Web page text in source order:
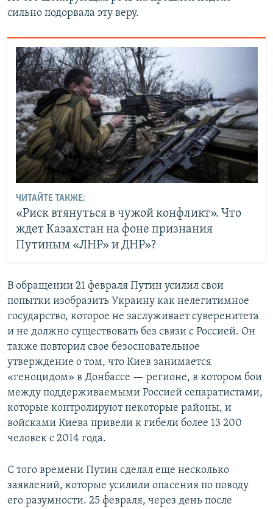
сильно подорвала эту веру.
ЧИТАЙТЕ ТАКЖЕ:
«Риск втянуться в чужой конфликт». Что
ждет Казахстан на фоне признания
Путиным «ЛНР» и ДНР»?
В обращении 21 февраля Путин усилил свои
попытки изобразить Украину как нелегитимное
государство, которое не заслуживает суверенитета
и не должно существовать без связи с Россией. Он
также повторил свое безосновательное
утверждение о том, что Киев занимается
«геноцидом» в Донбассе — регионе, в котором бои
между поддерживаемыми Россией сепаратистами,
которые контролируют некоторые районы, и
войсками Киева привели к гибели более 13 200
человек с 2014 года.
С того времени Путин сделал еще несколько
заявлений, которые усилили опасения по поводу
его разумности. 25 февраля, через день после